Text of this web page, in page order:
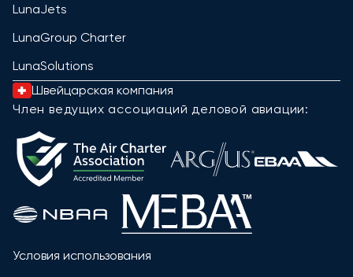
LunaJets
LunaGroup Charter
LunaSolutions
Швейцарская компания
Член ведущих ассоциаций деловой авиации:
Условия использования